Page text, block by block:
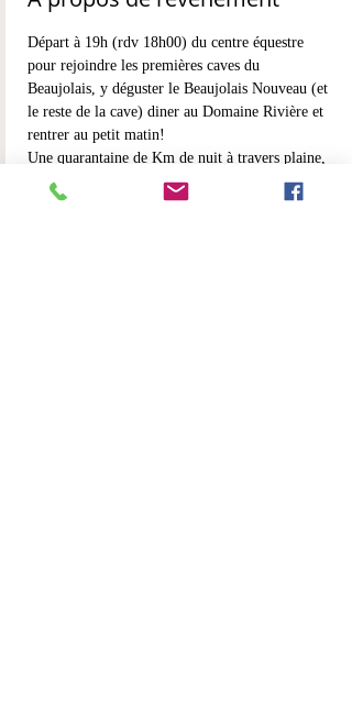
Départ à 19h (rdv 18h00) du centre équestre
pour rejoindre les premières caves du
Beaujolais, y déguster le Beaujolais Nouveau (et
le reste de la cave) diner au Domaine Rivière et
rentrer au petit matin!
Une quarantaine de Km de nuit à travers plaine,
vignes, monts du Beaujolais et villages de
Pierres Dorées.